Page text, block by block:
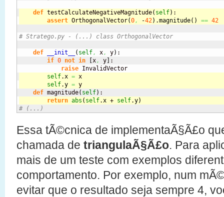
def testCalculateNegativeMagnitude( self) :
assert OrthogonalVector(0 , -42 ) .magnitude( ) == 42
# Stratego.py - (...) class OrthogonalVector
def __init__ ( self , x , y) :
if 0 not in [x , y] :
raise
self. x = x
self.y = y
def magnitude( self)
return abs ( self. x + self.y)
# (...)
Essa tÃ©cnica de implementaÃ§Ã£o
chamada de triangulaÃ§Ã£o. Para
mais de um teste com exemplos
comportamento. Por exemplo, num
evitar que o resultado seja sempre 4,